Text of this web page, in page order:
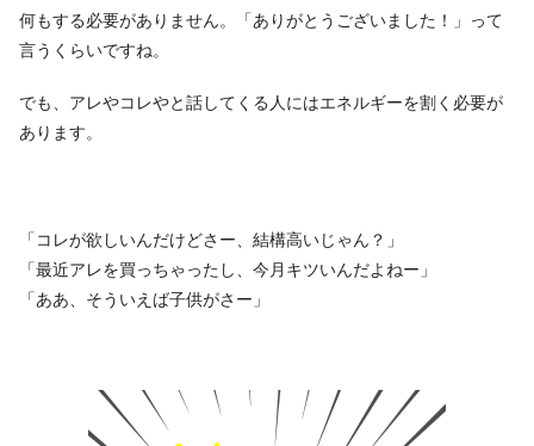
何もする必要がありません。「ありがとうございました！」って
言うくらいですね。
でも、アレやコレやと話してくる人にはエネルギーを割く必要が
あります。
「コレが欲しいんだけどさー、結構高いじゃん？」
「最近アレを買っちゃったし、今月キツいんだよねー」
「ああ、そういえば子供がさー」